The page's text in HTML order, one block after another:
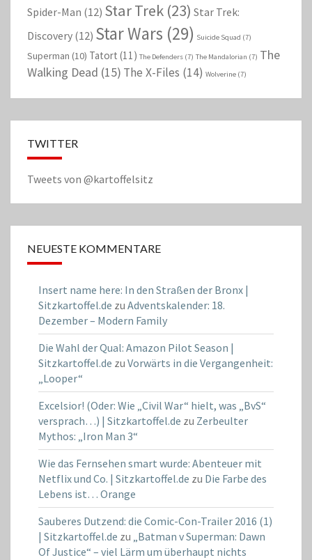
Spider-Man (12) Star Trek (23) Star Trek:
Discovery (12) Star Wars (29) Suicide Squad (7)
Superman (10) Tatort (11) The Defenders (7) The Mandalorian (7) The
Walking Dead (15) The X-Files (14) Wolverine (7)
TWITTER
Tweets von @kartoffelsitz
NEUESTE KOMMENTARE
Insert name here: In den Straßen der Bronx |
Sitzkartoffel.de zu Adventskalender: 18.
Dezember – Modern Family
Die Wahl der Qual: Amazon Pilot Season |
Sitzkartoffel.de zu Vorwärts in die Vergangenheit:
„Looper“
Excelsior! (Oder: Wie „Civil War“ hielt, was „BvS“
versprach…) | Sitzkartoffel.de zu Zerbeulter
Mythos: „Iron Man 3“
Wie das Fernsehen smart wurde: Abenteuer mit
Netflix und Co. | Sitzkartoffel.de zu Die Farbe des
Lebens ist… Orange
Sauberes Dutzend: die Comic-Con-Trailer 2016 (1)
| Sitzkartoffel.de zu „Batman v Superman: Dawn
Of Justice“ – viel Lärm um überhaupt nichts